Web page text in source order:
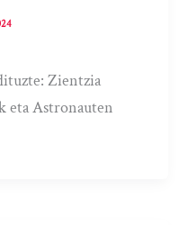
Zientzia
eta Astronauten